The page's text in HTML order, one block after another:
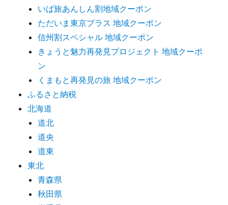
いば旅あんしん割地域クーポン
ただいま東京プラス 地域クーポン
信州割スペシャル 地域クーポン
きょうと魅力再発見プロジェクト 地域クーポ
ン
くまもと再発見の旅 地域クーポン
ふるさと納税
北海道
道北
道央
道東
東北
青森県
秋田県